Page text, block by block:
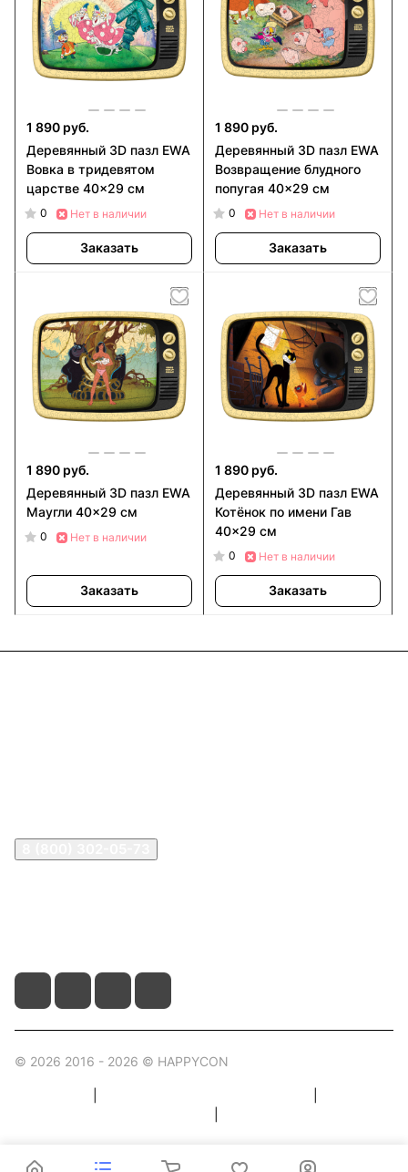
1 890 руб.
Деревянный 3D пазл EWA
Вовка в тридевятом
царстве 40x29 см
0 Нет в наличии
Заказать
1 890 руб.
Деревянный 3D пазл EWA
Возвращение блудного
попугая 40x29 см
0 Нет в наличии
Заказать
1 890 руб.
Деревянный 3D пазл EWA
Маугли 40x29 см
0 Нет в наличии
Заказать
1 890 руб.
Деревянный 3D пазл EWA
Котёнок по имени Гав
40x29 см
0 Нет в наличии
Заказать
© 2026 2016 - 2026 © HAPPYCON